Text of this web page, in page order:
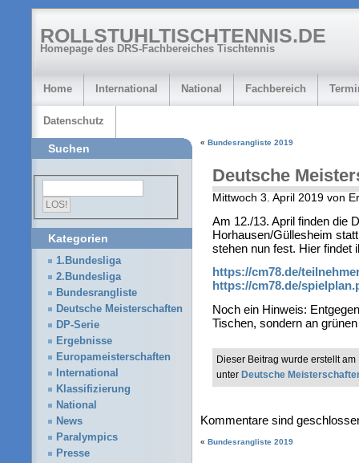
ROLLSTUHLTISCHTENNIS.DE
Homepage des DRS-Fachbereiches Tischtennis
Home International National Fachbereich
Datenschutz
« Bundesrangliste 2019
Deutsche
Mittwoch 3. April 2019 von
Am 12./13. April finden die
Horhausen/Güllesheim
stehen nun fest. Hier findet
https://cm78.de/
https://cm78.de/
Noch ein Hinweis:
Tischen, sondern an
Dieser Beitrag wurde erstellt
unter Deutsche
Kommentare sind
« Bundesrangliste 2019
Suchen
Kategorien
1.Bundesliga
2.Bundesliga
Bundesrangliste
Deutsche Meisterschaften
DP-Serie
Ergebnisse
Europameisterschaften
International
Klassifizierung
National
News
Paralympics
Presse